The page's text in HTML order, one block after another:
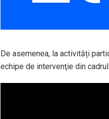
De asemenea, la activități
echipe de intervenţie din